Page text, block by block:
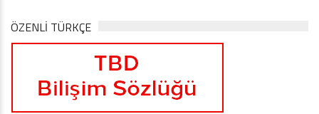
ÖZENLİ TÜRKÇE